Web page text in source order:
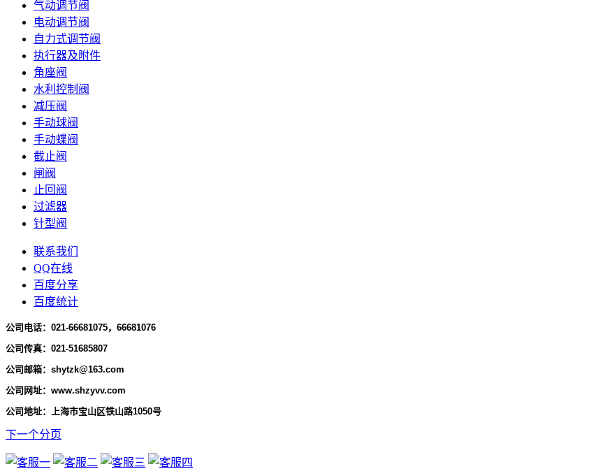
气动调节阀
电动调节阀
自力式调节阀
执行器及附件
角座阀
水利控制阀
减压阀
手动球阀
手动蝶阀
截止阀
闸阀
止回阀
过滤器
针型阀
联系我们
QQ在线
百度分享
百度统计
公司电话： 021-66681075，66681076
公司传真：021-51685807
公司邮箱：shytzk@163.com
公司网址：www.shzyvv.com
公司地址：上海市宝山区铁山路1050号
下一个分页